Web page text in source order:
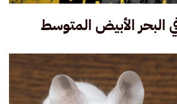
في البحر الأبيض المتوسط